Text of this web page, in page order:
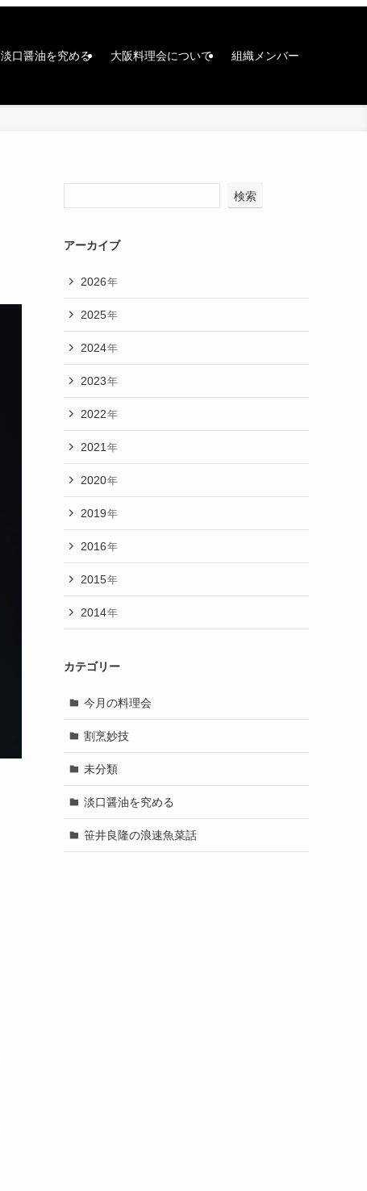
淡口醤油を究める 大阪料理会について 組織メンバー
検索
アーカイブ
2026年
2025年
2024年
2023年
2022年
2021 年
2020年
2019年
2016年
2015年
2014年
カテゴリー
今月の料理会
割烹妙技
未分類
淡口醤油を究める
笹井良隆の浪速魚菜話